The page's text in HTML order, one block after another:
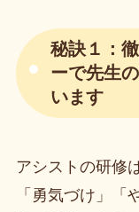
秘訣１：
ーで先生
います
アシストの研修
「勇気づけ」「